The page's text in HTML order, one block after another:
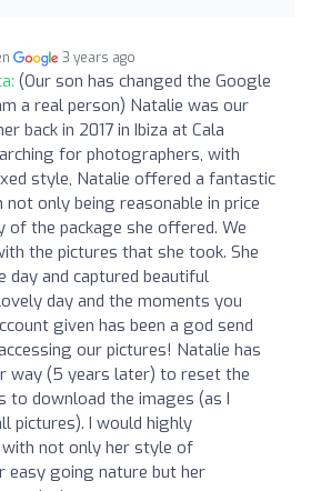
3 years ago
(Our son has changed the Google
a real person) Natalie was our
back in 2017 in Ibiza at Cala
for photographers, with
style, Natalie offered a fantastic
only being reasonable in price
of the package she offered. We
the pictures that she took. She
day and captured beautiful
day and the moments you
given has been a god send
our pictures! Natalie has
way (5 years later) to reset the
to download the images (as I
pictures). I would highly
with not only her style of
easy going nature but her